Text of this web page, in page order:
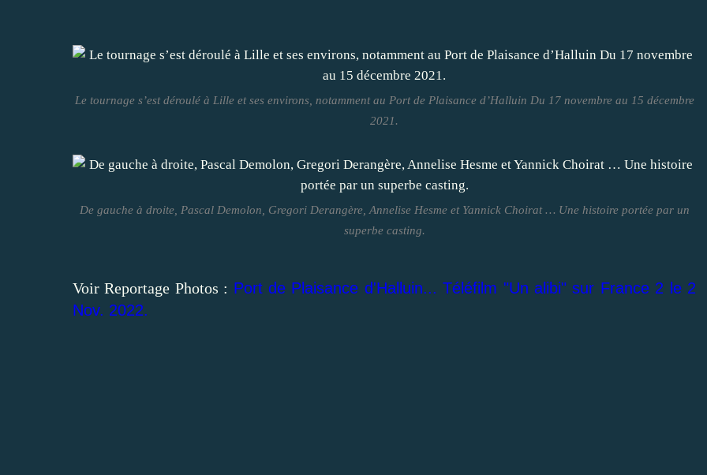
Le tournage s’est déroulé à Lille et ses environs, notamment au Port de Plaisance d’Halluin Du 17 novembre au 15 décembre
2021.
De gauche à droite, Pascal Demolon, Gregori Derangère, Annelise Hesme et Yannick Choirat … Une histoire portée par un
superbe casting.
Voir Reportage Photos : Port de Plaisance d'Halluin... Téléfilm "Un alibi" sur France 2 le 2
Nov. 2022.